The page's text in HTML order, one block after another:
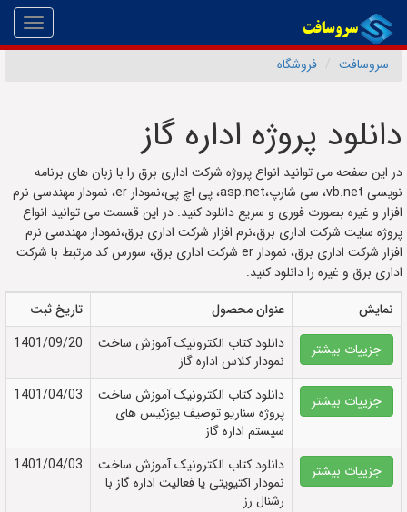
سروسافت
فروشگاه
دانلود پروژه اداره گاز
در این صفحه می توانید انواع پروژه شرکت اداری برق را با زبان های برنامه
نویسی vb.net، سی شارپ،asp.net، پی اچ پی،نمودار er، نمودار مهندسی نرم
افزار و غیره بصورت فوری و سریع دانلود کنید. در این قسمت می توانید انواع
پروژه سایت شرکت اداری برق،نرم افزار شرکت اداری برق،نمودار مهندسی نرم
افزار شرکت اداری برق، نمودار er شرکت اداری برق، سورس کد مرتبط با شرکت
اداری برق و غیره را دانلود کنید.
نمایش
عنوان محصول
تاریخ ثبت
جزییات بیشتر
دانلود کتاب الکترونيک آموزش ساخت
نمودار کلاس اداره گاز
1401/09/20
جزییات بیشتر
دانلود کتاب الکترونيک آموزش ساخت
پروژه سناریو توصیف یوزکیس های
سیستم اداره گاز
1401/04/03
جزییات بیشتر
دانلود کتاب الکترونيک آموزش ساخت
نمودار اکتیویتی یا فعالیت اداره گاز با
رشنال رز
1401/04/03